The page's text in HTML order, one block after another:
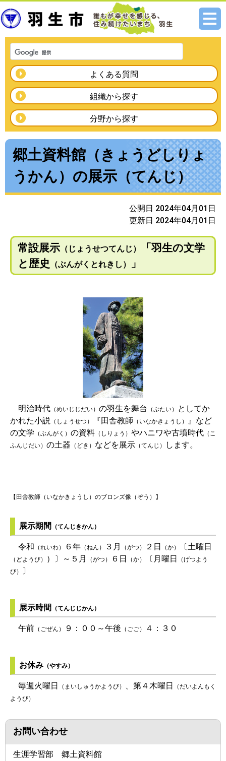
メニ
よくある質問
組織から探す
分野から探す
郷土資料館（きょうどしりょ
うかん）の展示（てんじ）
公開日 2024年04月01日
更新日 2024年04月01日
常設展示 （じょうせつてんじ）
「羽生の文学
と歴史
（ぶんがくとれきし） 」
明治時代 （めいじじだい） の羽生を舞台 （ぶたい）
としてか
かれた小説 （しょうせつ） 『田舎教師 （いなかきょうし）
』など
の文学 （ぶんがく） の資料 （しりょう） やハニワや古墳時代 （こ
ふんじだい） の土器 （どき） などを展示 （てんじ） します。
【田舎教師（いなかきょうし）のブロンズ像（ぞう）】
展示期間 （てんじきかん）
令和 （れいわ） ６年 （ねん） ３月 （がつ） ２日 （か） 〔土曜日
（どようび） ）〕～５月 （がつ） ６日 （か） 〔月曜日
（げつよう
び）
〕
展示時間 （てんじじかん）
午前 （ごぜん） ９：００～午後 （ごご） ４：３０
お休み （やすみ）
毎週火曜日 （まいしゅうかようび） 、第４木曜日
（だいよんもく
ようび）
お問い合わせ
生涯学習部 郷土資料館